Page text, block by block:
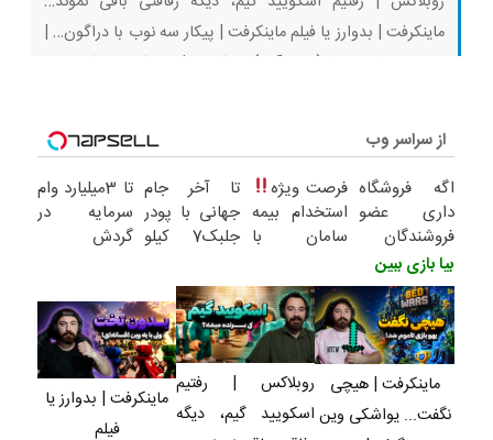
ماینکرفت | بدوارز یا فیلم ماینکرفت | پیکار سه نوب با دراگون… |
بقا با رفقا قسمت ۹ (پارت آخر) ماینکرفت | کی فکرشو میکرد توی
از سراسر وب
اگه فروشگاه
داری عضو
فروشندگان
دیجی پی شو
3 میلیارد وام
بگیر
فرصت ویژه
استخدام بیمه
سامان با
مزایای بالا
تا آخر جام
جهانی با پودر
جلبک7 کیلو
تا 3میلیارد وام
سرمایه در
گردش
ثبت کن
بیا بازی ببین
ماینکرفت | هیچی
نگفت... یواشکی وین
روبلاکس | رفتیم
اسکویید گیم، دیگه
ماینکرفت | بدوارز یا
فیلم